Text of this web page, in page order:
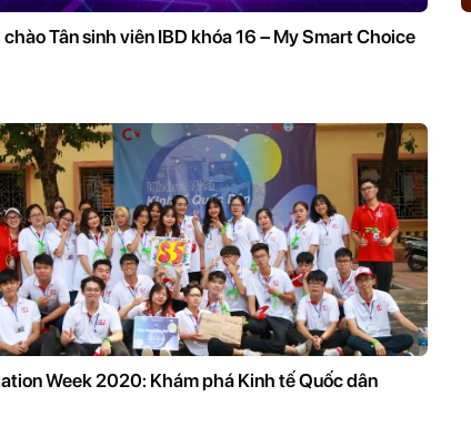
chào Tân sinh viên IBD khóa 16 – My Smart Choice
Week 2020: Khám phá Kinh tế Quốc dân